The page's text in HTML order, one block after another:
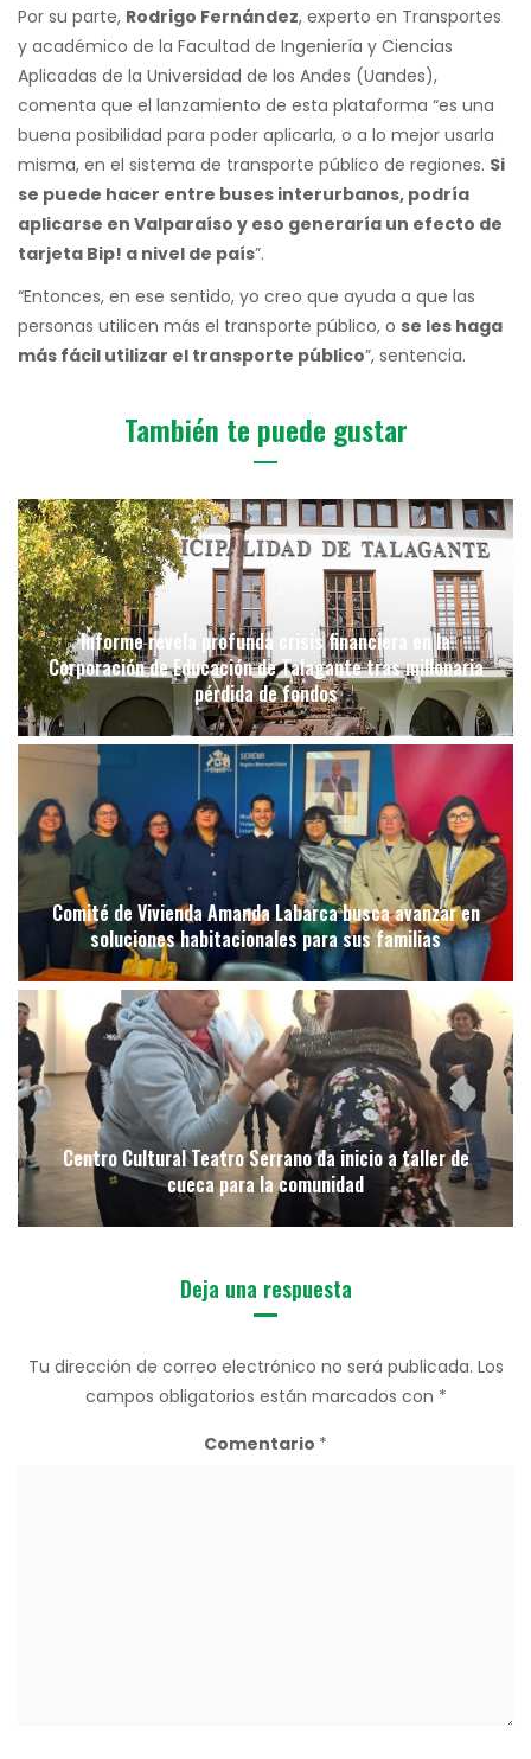
Por su parte, Rodrigo Fernández, experto en Transportes
y académico de la Facultad de Ingeniería y Ciencias
Aplicadas de la Universidad de los Andes (Uandes),
comenta que el lanzamiento de esta plataforma “es una
buena posibilidad para poder aplicarla, o a lo mejor usarla
misma, en el sistema de transporte público de regiones. Si
se puede hacer entre buses interurbanos, podría
aplicarse en Valparaíso y eso generaría un efecto de
tarjeta Bip! a nivel de país”.
“Entonces, en ese sentido, yo creo que ayuda a que las
personas utilicen más el transporte público, o se les haga
más fácil utilizar el transporte público”, sentencia.
También te puede gustar
Informe revela profunda crisis financiera en la
Corporación de Educación de Talagante tras millonaria
pérdida de fondos
Comité de Vivienda Amanda Labarca busca avanzar en
soluciones habitacionales para sus familias
Centro Cultural Teatro Serrano da inicio a taller de
cueca para la comunidad
Deja una respuesta
Tu dirección de correo electrónico no será publicada. Los
campos obligatorios están marcados con *
Comentario *